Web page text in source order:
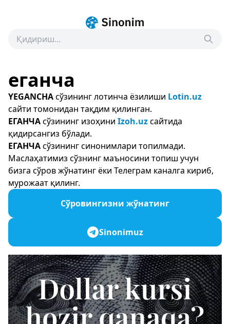
еганча
YEGANCHAсўзининг лотинча ёзилиши Lotin.uz
сайти томонидан тақдим қилинган.
ЕГАНЧАсўзининг изоҳини Izoh.uzсайтида
қидирсангиз бўлади.
ЕГАНЧАсўзининг синонимлари топилмади.
Маслаҳатимиз сўзнинг маъносини топиш учун
бизга сўров жўнатинг ёки Телеграм каналга кириб,
мурожаат қилинг.
Сўровингизни жўнатинг
Sinonimuz